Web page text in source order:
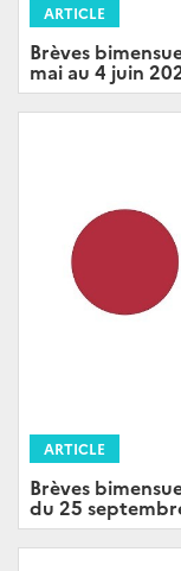
ARTICLE
Brèves
mai au 4 juin
ARTICLE
Brèves
du 25